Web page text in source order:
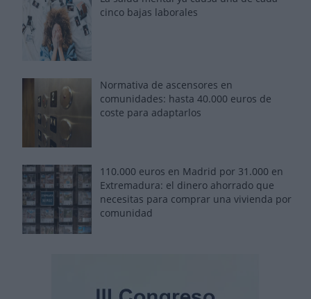
cinco bajas laborales
Normativa de ascensores en
comunidades: hasta 40.000 euros de
coste para adaptarlos
110.000 euros en Madrid por 31.000 en
Extremadura: el dinero ahorrado que
necesitas para comprar una vivienda por
comunidad